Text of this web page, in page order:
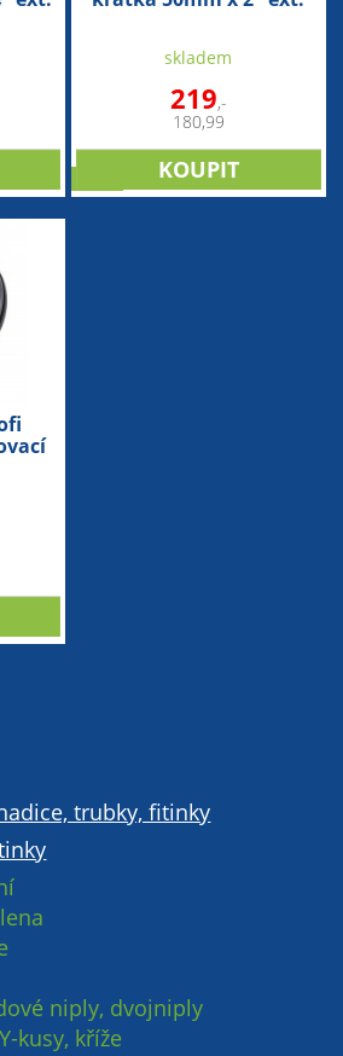
skladem
219,-
180,99
trubky, fitinky
niply, dvojniply
kusy, kříže